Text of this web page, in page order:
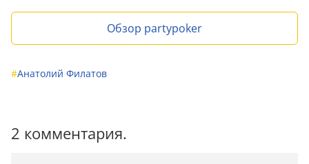
Обзор partypoker
#Анатолий Филатов
2 комментария.